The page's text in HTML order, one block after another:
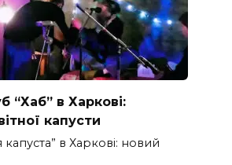
“Хаб” в Харкові:
капусти
капуста” в Харкові: новий